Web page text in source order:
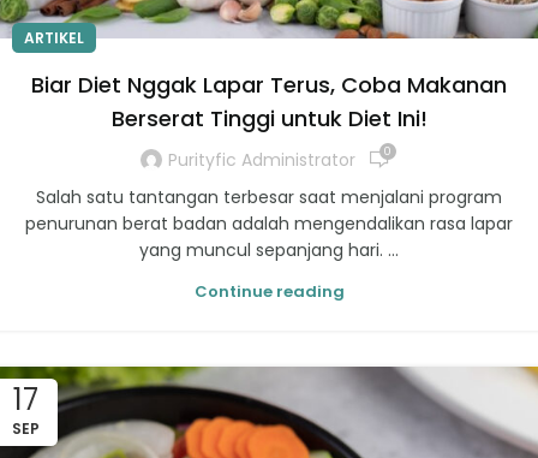
ARTIKEL
Biar Diet Nggak Lapar Terus, Coba Makanan
Berserat Tinggi untuk Diet Ini!
Purityfic Administrator 0
Salah satu tantangan terbesar saat menjalani program
penurunan berat badan adalah mengendalikan rasa lapar
yang muncul sepanjang hari. ...
Continue reading
17
SEP